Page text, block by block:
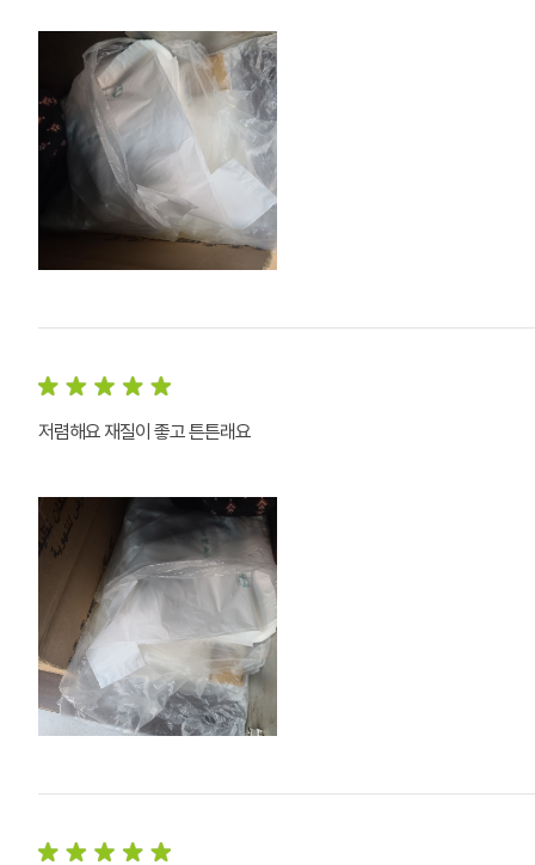
저렴해요 재질이 좋고 튼튼래요